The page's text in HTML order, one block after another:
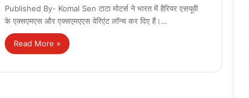
Published By- Komal Sen टाटा मोटर्स ने भारत में हैरियर एसयूवी
के एक्सएमएस और एक्सएमएएस वेरिएंट लॉन्च कर दिए हैं।…
Read More »